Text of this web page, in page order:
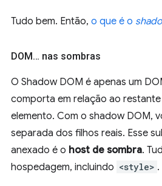
Tudo bem. Então, o que é o
DOM… nas sombras
O Shadow DOM é apenas um
comporta em relação ao
elemento. Com o shadow DOM,
separada dos filhos reais. Esse
anexado é o host de sombra.
hospedagem, incluindo <style>